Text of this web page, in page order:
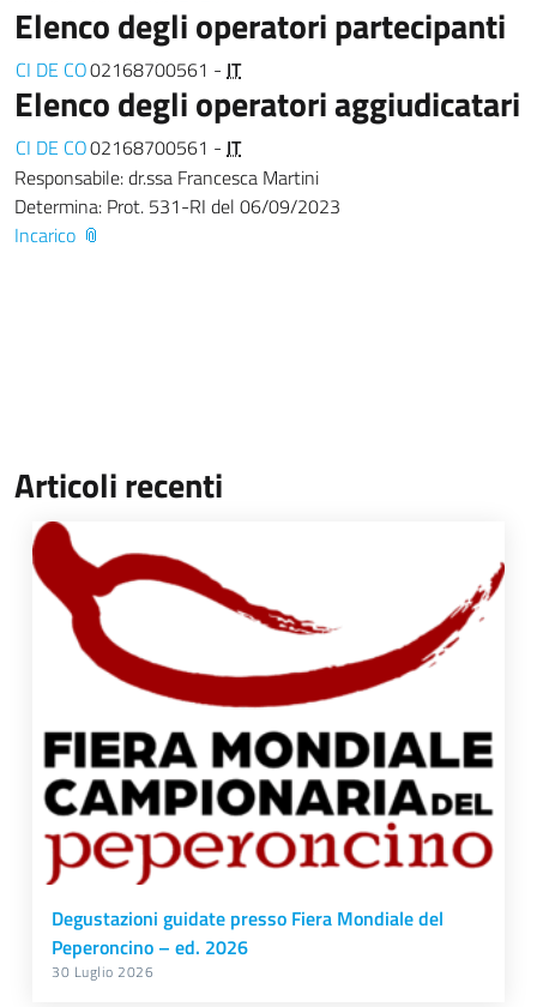
Elenco degli operatori partecipanti
CI DE CO02168700561 - IT
Elenco degli operatori aggiudicatari
CI DE CO02168700561 - IT
Responsabile: dr.ssa Francesca Martini
Determina: Prot. 531-RI del 06/09/2023
Incarico
Articoli recenti
Degustazioni guidate presso Fiera Mondiale del
Peperoncino – ed. 2026
30 Luglio 2026